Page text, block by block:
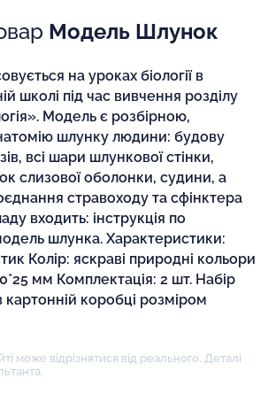
Модель Шлунок
на уроках біології в
школі під час вивчення розділу
Модель є розбірною,
шлунку людини: будову
всі шари шлункової стінки,
слизової оболонки, судини, а
стравоходу та сфінктера
входить: інструкція по
шлунка. Характеристики:
Колір: яскраві природні кольори
мм Комплектація: 2 шт. Набір
картонній коробці розміром
може відрізнятися від реального. Деталі